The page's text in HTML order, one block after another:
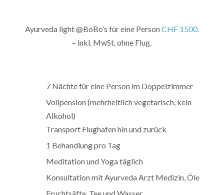
Ayurveda light @BoBo’s für eine PersonCHF 1500.
– inkl. MwSt. ohne Flug.
7 Nächte für eine Person im Doppelzimmer
Vollpension (mehrheitlich vegetarisch, kein
Alkohol)
Transport Flughafen hin und zurück
1 Behandlung pro Tag
Meditation und Yoga täglich
Konsultation mit Ayurveda Arzt Medizin, Öle